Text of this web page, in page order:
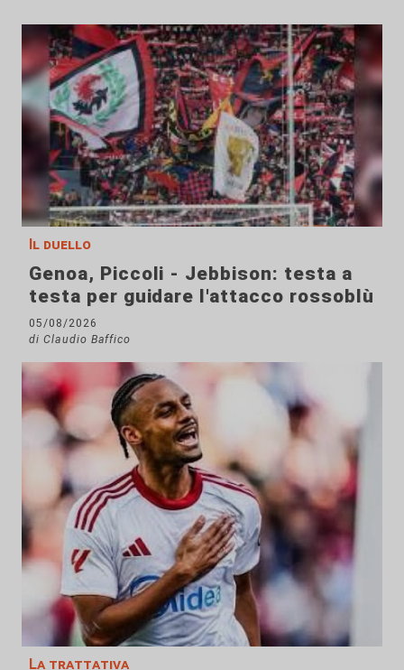
Il duello
Genoa, Piccoli - Jebbison: testa a
testa per guidare l'attacco rossoblù
05/08/2026
di Claudio Baffico
La trattativa